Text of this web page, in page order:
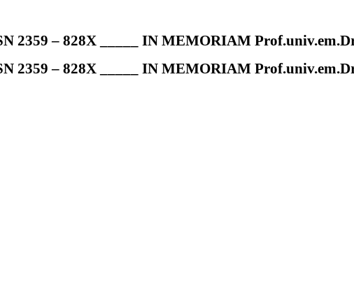
2359 – 828X _____ IN MEMORIAM
2359 – 828X _____ IN MEMORIAM